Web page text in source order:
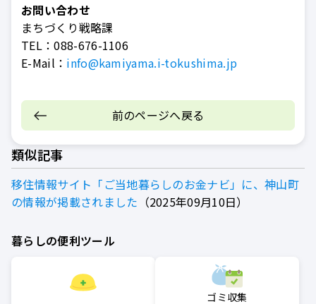
お問い合わせ
まちづくり戦略課
TEL：088-676-1106
E-Mail： info@kamiyama.i-tokushima.jp
前のページへ戻る
類似記事
移住情報サイト「ご当地暮らしのお金ナビ」に、神山町
の情報が掲載されました
2025年09月10日
暮らしの便利ツール
ゴミ収集